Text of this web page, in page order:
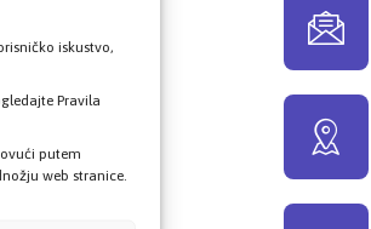
iskustvo,
Pravila
putem
web stranice.